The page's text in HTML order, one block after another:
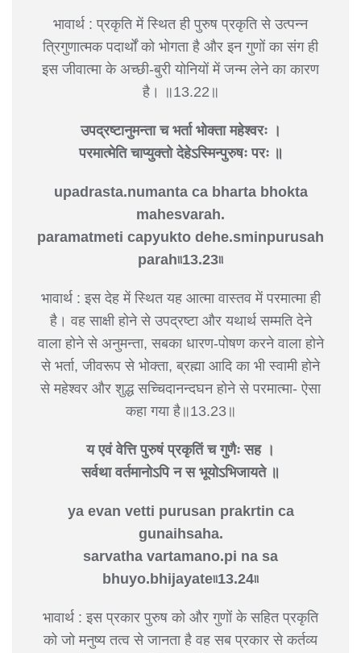
भावार्थ : प्रकृति में स्थित ही पुरुष प्रकृति से उत्पन्न
त्रिगुणात्मक पदार्थों को भोगता है और इन गुणों का संग ही
इस जीवात्मा के अच्छी-बुरी योनियों में जन्म लेने का कारण
है। ॥13.22॥
उपद्रष्टानुमन्ता च भर्ता भोक्ता महेश्वरः ।
परमात्मेति चाप्युक्तो देहेऽस्मिन्पुरुषः परः ॥
upadrasta.numanta ca bharta bhokta
mahesvarah.
paramatmeti capyukto dehe.sminpurusah
parah৷৷13.23৷৷
भावार्थ : इस देह में स्थित यह आत्मा वास्तव में परमात्मा ही
है। वह साक्षी होने से उपद्रष्टा और यथार्थ सम्मति देने
वाला होने से अनुमन्ता, सबका धारण-पोषण करने वाला होने
से भर्ता, जीवरूप से भोक्ता, ब्रह्मा आदि का भी स्वामी होने
से महेश्वर और शुद्ध सच्चिदानन्दघन होने से परमात्मा- ऐसा
कहा गया है॥13.23॥
य एवं वेत्ति पुरुषं प्रकृतिं च गुणैः सह ।
सर्वथा वर्तमानोऽपि न स भूयोऽभिजायते ॥
ya evan vetti purusan prakrtin ca
gunaihsaha.
sarvatha vartamano.pi na sa
bhuyo.bhijayate৷৷13.24৷৷
भावार्थ : इस प्रकार पुरुष को और गुणों के सहित प्रकृति
को जो मनुष्य तत्व से जानता है वह सब प्रकार से कर्तव्य